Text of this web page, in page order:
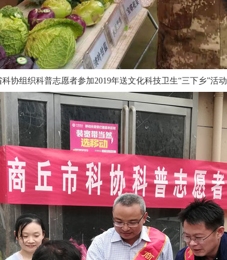
科协组织科普志愿者参加2019年送文化科技卫生“三下乡”活动